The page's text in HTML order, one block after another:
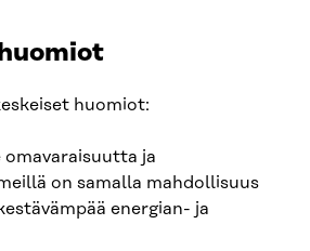
huomiot:
omavaraisuutta ja
on samalla mahdollisuus
energian- ja